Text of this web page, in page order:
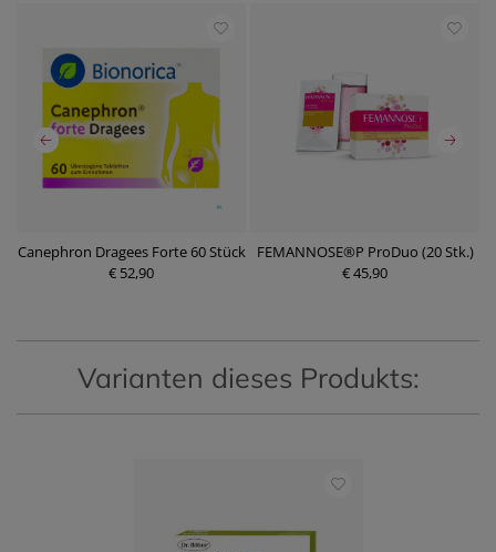
Canephron Dragees Forte 60 Stück
€ 52,90
FEMANNOSE®P ProDuo (20 Stk.)
€ 45,90
Varianten dieses Produkts: